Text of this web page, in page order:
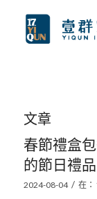
文章
春節禮盒
的節日禮品
2024-08-04 / 在：